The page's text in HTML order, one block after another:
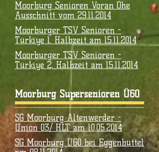
Moorburg Senioren Voran Ohe
Ausschnitt vom 29.11.2014
Moorburger TSV Senioren -
Türkiye 1. Halbzeit am 15.11.2014
Moorburger TSV Senioren -
Türkiye 2. Halbzeit am 15.11.2014
Moorburg Supersenioren Ü60
SG Moorburg Altenwerder -
Union 03/ HLT am 10.05.2014
SG Moorburg Ü60 bei Eggenbüttel